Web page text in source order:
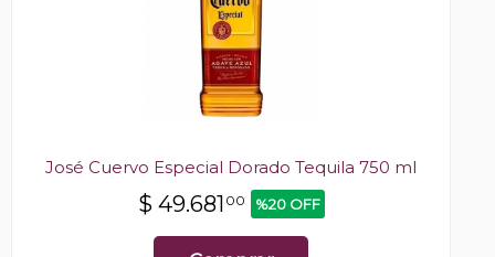
José Cuervo Especial Dorado Tequila 750 ml
$ 49.681 00 %20 OFF